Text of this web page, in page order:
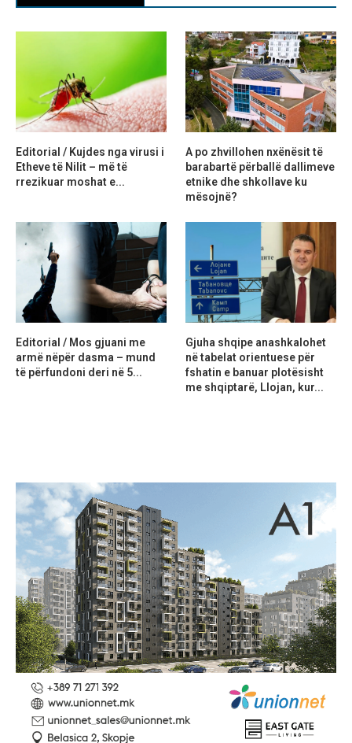
Editorial / Kujdes nga virusi i
Etheve të Nilit – më të
rrezikuar moshat e...
A po zhvillohen nxënësit të
barabartë përballë dallimeve
etnike dhe shkollave ku
mësojnë?
Editorial / Mos gjuani me
armë nëpër dasma – mund
të përfundoni deri në 5...
Gjuha shqipe anashkalohet
në tabelat orientuese për
fshatin e banuar plotësisht
me shqiptarë, Llojan, kur...